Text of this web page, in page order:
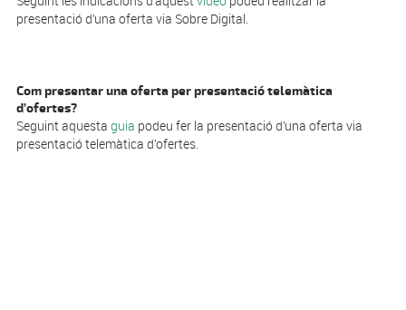
presentació d’una oferta via Sobre Digital.
Com presentar una oferta per presentació telemàtica
d’ofertes?
Seguint aquesta guia podeu fer la presentació d’una oferta via
presentació telemàtica d’ofertes.